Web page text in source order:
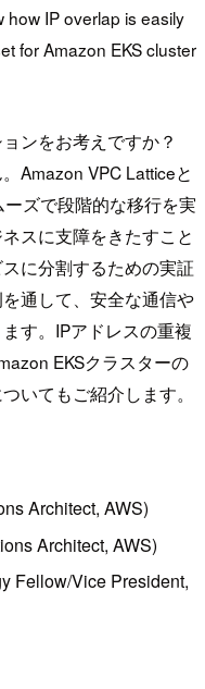
how IP overlap is easily
for Amazon EKS cluster
ンをお考えですか？
Amazon VPC Latticeと
ズで段階的な移行を実
スに支障をきたすこと
に分割するための実証
通して、安全な通信や
す。IPアドレスの重複
EKSクラスターの
いてもご紹介します。
Architect, AWS)
Architect, AWS)
Fellow/Vice President,